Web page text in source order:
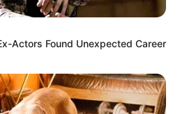
Actors Found Unexpected Career